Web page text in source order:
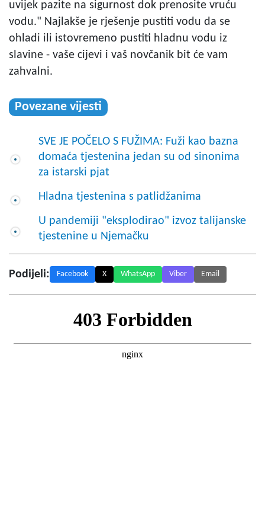
uvijek pazite na sigurnost dok prenosite vruću
vodu." Najlakše je rješenje pustiti vodu da se
ohladi ili istovremeno pustiti hladnu vodu iz
slavine - vaše cijevi i vaš novčanik bit će vam
zahvalni.
Povezane vijesti
SVE JE POČELO S FUŽIMA: Fuži kao bazna
domaća tjestenina jedan su od sinonima
za istarski pjat
Hladna tjestenina s patlidžanima
U pandemiji "eksplodirao" izvoz talijanske
tjestenine u Njemačku
Podijeli: Facebook X WhatsApp Viber Email